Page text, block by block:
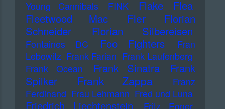
Young Cannibals
FINK Flake
Flea
Fleetwood Mac
Fler
Florian
Schneider
Florian Silbereisen
Fontaines DC Foo Fighters
Fran
Lebowitz Frank Farian Frank Laufenberg
Frank Ocean
Frank Sinatra
Frank
Spilker
Frank Zappa
Franz
Ferdinand Frau Lehmann Fred und Luna
Friedrich Liechtenstein Fritz Egner